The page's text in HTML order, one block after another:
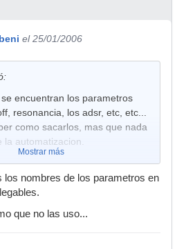
el 25/01/2006
encuentran los parametros
resonancia, los adsr, etc, etc...
como sacarlos, mas que nada
automatizacion.
Mostrar más
los nombres de los parametros en
que no las uso...